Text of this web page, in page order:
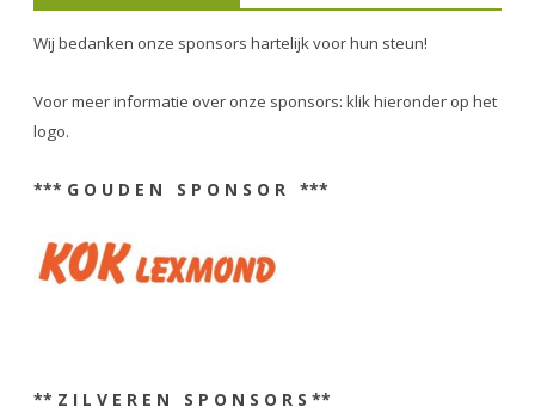
Wij bedanken onze sponsors hartelijk voor hun steun!
Voor meer informatie over onze sponsors: klik hieronder op het
logo.
*** G O U D E N S P O N S O R ***
** Z I L V E R E N S P O N S O R S **